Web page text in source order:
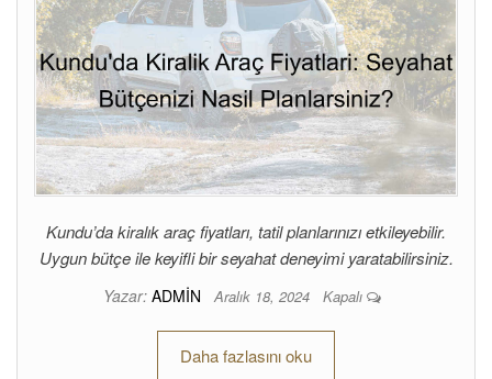
Kundu’da kiralık araç fiyatları, tatil planlarınızı etkileyebilir.
Uygun bütçe ile keyifli bir seyahat deneyimi yaratabilirsiniz.
Yazar: ADMIN Aralık 18, 2024 Kapalı
Daha fazlasını oku